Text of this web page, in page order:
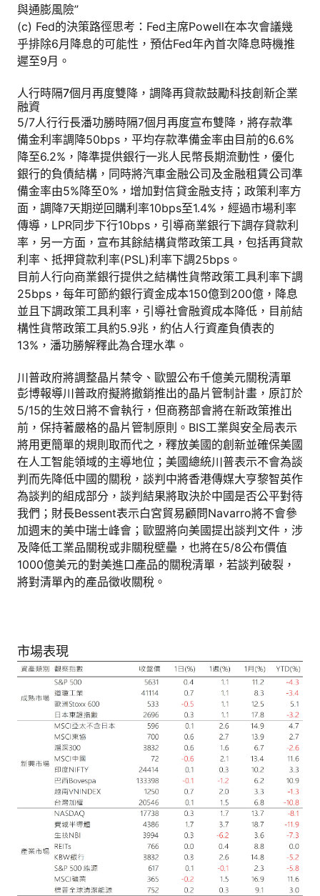
與通膨風險”
(c) Fed的決策路徑思考：Fed主席Powell在本次會議幾
乎排除6月降息的可能性，預估Fed年內首次降息時機推
遲至9月。
人行時隔7個月再度雙降，調降再貸款鼓勵科技創新企業
融資
5/7人行行長潘功勝時隔7個月再度宣布雙降，將存款準
備金利率調降50bps，平均存款準備金率由目前的6.6%
降至6.2%，降準提供銀行一兆人民幣長期流動性，優化
銀行的負債結構，同時將汽車金融公司及金融租賃公司準
備金率由5%降至0%，增加對信貸金融支持；政策利率方
面，調降7天期逆回購利率10bps至1.4%，經過市場利率
傳導，LPR同步下行10bps，引導商業銀行下調存貸款利
率，另一方面，宣布其餘結構貨幣政策工具，包括再貸款
利率、抵押貸款利率(PSL)利率下調25bps。
目前人行向商業銀行提供之結構性貨幣政策工具利率下調
25bps，每年可節約銀行資金成本150億到200億，降息
並且下調政策工具利率，引導社會融資成本降低，目前結
構性貨幣政策工具約5.9兆，約佔人行資產負債表的
13%，潘功勝解釋此為合理水準。
川普政府將調整晶片禁令、歐盟公布千億美元關稅清單
彭博報導川普政府擬將撤銷推出的晶片管制計畫，原訂於
5/15的生效日將不會執行，但商務部會將在新政策推出
前，保持著嚴格的晶片管制原則。BIS工業與安全局表示
將用更簡單的規則取而代之，釋放美國的創新並確保美國
在人工智能領域的主導地位；美國總統川普表示不會為談
判而先降低中國的關稅，談判中將香港傳媒大亨黎智英作
為談判的組成部分，談判結果將取決於中國是否公平對待
我們；財長Bessent表示白宮貿易顧問Navarro將不會參
加週末的美中瑞士峰會；歐盟將向美國提出談判文件，涉
及降低工業品關稅或非關稅壁壘，也將在5/8公布價值
1000億美元的對美進口產品的關稅清單，若談判破裂，
將對清單內的產品徵收關稅。
市場表現